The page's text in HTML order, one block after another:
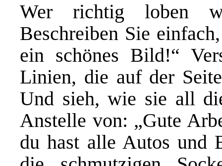
Wer richtig loben
Beschreiben Sie
ein schönes Bild!“
Linien, die auf der
Und sieh, wie sie all
Anstelle von: „Gute
du hast alle Autos und